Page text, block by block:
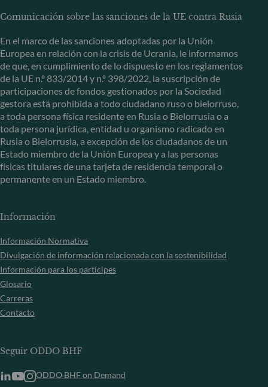
Comunicación sobre las sanciones de la UE contra Rusia
En el marco de las sanciones adoptadas por la Unión
Europea en relación con la crisis de Ucrania, le informamos
de que, en cumplimiento de lo dispuesto en los reglamentos
de la UE n.º 833/2014 y n.º 398/2022, la suscripción de
participaciones de fondos gestionados por la Sociedad
gestora está prohibida a todo ciudadano ruso o bielorruso,
a toda persona física residente en Rusia o Bielorrusia o a
toda persona jurídica, entidad u organismo radicado en
Rusia o Bielorrusia, a excepción de los ciudadanos de un
Estado miembro de la Unión Europea y a las personas
físicas titulares de una tarjeta de residencia temporal o
permanente en un Estado miembro.
Información
Información Normativa
Divulgación de información relacionada con la sostenibilidad
Información para los partícipes
Glosario
Carreras
Contacto
Seguir ODDO BHF
ODDO BHF on Demand